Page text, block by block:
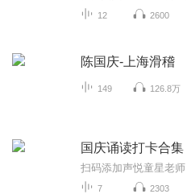
12 2600
陈国庆-上海滑稽
149 126.8万
国庆诵读打卡合集
7 2303